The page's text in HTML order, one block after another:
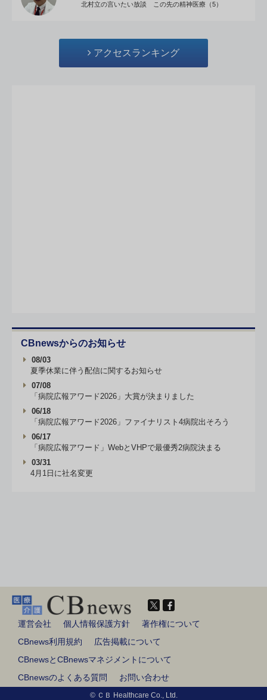
北村立の言いたい放談 この先の精神医療（5）
アクセスランキング
CBnewsからのお知らせ
08/03
夏季休業に伴う配信に関するお知らせ
07/08
「病院広報アワード2026」大賞が決まりました
06/18
「病院広報アワード2026」ファイナリスト4病院出そろう
06/17
「病院広報アワード」WebとVHPで最優秀2病院決まる
03/31
4月1日に社名変更
運営会社 個人情報保護方針
著作権について
CBnews利用規約
広告掲載について
CBnewsとCBnewsマネジメントについて
CBnewsのよくある質問
お問い合わせ
© ＣＢ Healthcare Co., Ltd.